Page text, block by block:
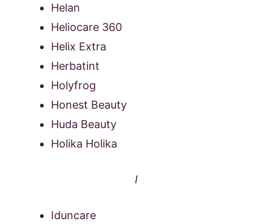
Helan
Heliocare 360
Helix Extra
Herbatint
Holyfrog
Honest Beauty
Huda Beauty
Holika Holika
I
Iduncare